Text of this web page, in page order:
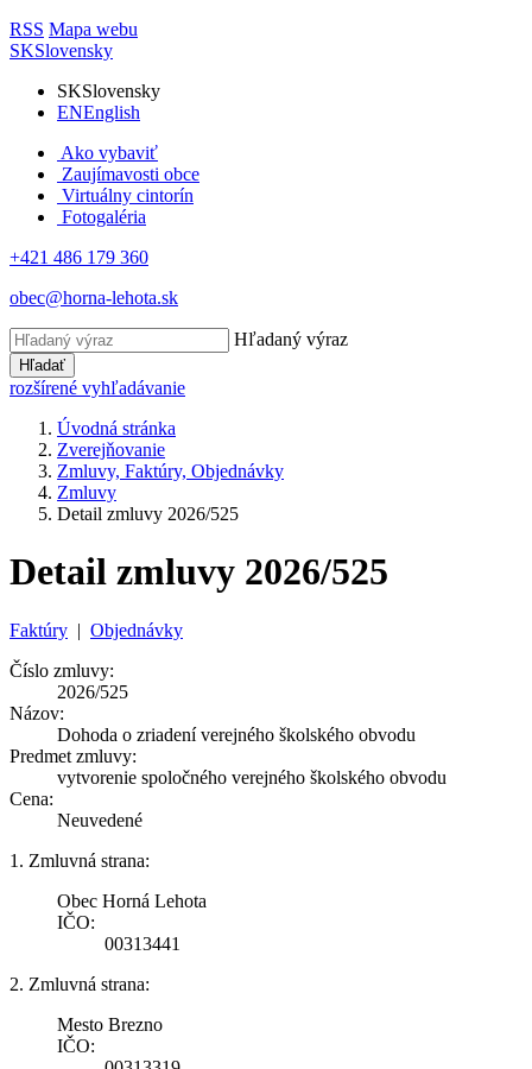
RSS Mapa webu
SKSlovensky
SKSlovensky
ENEnglish
Ako vybaviť
Zaujímavosti obce
Virtuálny cintorín
Fotogaléria
+421 486 179 360
obec@horna-lehota.sk
Hľadaný výraz
Hľadať
rozšírené vyhľadávanie
Úvodná stránka
Zverejňovanie
Zmluvy, Faktúry, Objednávky
Zmluvy
Detail zmluvy 2026/525
Detail zmluvy 2026/525
Faktúry | Objednávky
Číslo zmluvy:
2026/525
Názov:
Dohoda o zriadení verejného školského obvodu
Predmet zmluvy:
vytvorenie spoločného verejného školského obvodu
Cena:
Neuvedené
1. Zmluvná strana:
Obec Horná Lehota
IČO:
00313441
2. Zmluvná strana:
Mesto Brezno
IČO: